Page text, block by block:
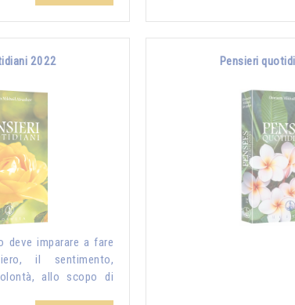
2022
deve imparare a fare
il sentimento,
allo scopo di
Pensieri